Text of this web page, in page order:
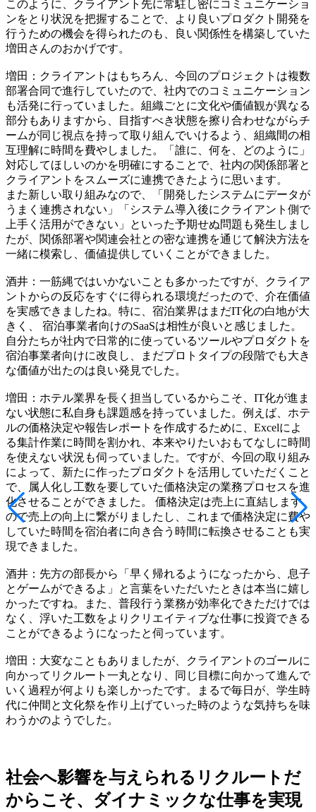
このように、​​クライアント先に常駐し密にコミュニケーショ
ンをとり状況を把握することで、より良いプロダクト開発を
行うための機会を得られたのも、良い関係性を構築していた
増田さんのおかげです。​
​​増田：​​クライアントはもちろん、今回のプロジェクトは複数
部署合同で進行していたので、社内でのコミュニケーション
も活発に行っていました。​​組織ごとに文化や価値観が異なる
部分もありますから、目指すべき状態を擦り合わせながらチ
ームが同じ視点を持って取り組んでいけるよう、組織間の相
互理解に時間を費やしました。「誰に、何を、どのように」
対応してほしいのかを明確にすることで、社内の関係部署と
クライアントをスムーズに連携できたように思います。
​​また新しい取り組みなので、「開発したシステムにデータが
うまく連携されない」「システム導入後にクライアント側で
上手く活用ができない」といった予期せぬ問題も発生しまし
たが、関係部署や関連会社との密な連携を通じて解決方法を
一緒に模索し、価値提供していくことができました。​
​​酒井：一筋縄ではいかないことも多かったですが、クライア
ントからの反応をすぐに得られる環境だったので、介在価値
を実感できましたね。特に、宿泊業界はまだIT化の白地が大
きく、 宿泊事業者向けのSaaSは相性が良いと感じました。
自分たちが社内で日常的に使っているツールやプロダクトを
宿泊事業者向けに改良し、まだプロトタイプの段階でも大き
な価値が出たのは良い発見でした。​
​​増田：​​​​ホテル業界を長く担当しているからこそ、​​IT化が進ま
ない状態に私自身も課題感を持っていました。例えば、ホテ
ルの価格決定や報告レポートを作成するために、Excelによ
る集計作業に時間を割かれ、本来やりたいおもてなしに時間
を使えない状況も伺っていました​​。​​ですが、今回の取り組み
によって、​​新たに作ったプロダクトを活用していただくこと
で、属人化し工数を要していた価格決定の業務プロセスを進
化させることができました。 価格決定は売上に直結します
ので売上の向上に繋がりましたし、これまで価格決定に費や
していた時間を宿泊者に向き合う時間に転換させることも実
現できました。​​ ​
​​酒井：先方の部長から「早く帰れるようになったから、息子
とゲームができるよ」と言葉をいただいたときは本当に嬉し
かったですね。また、普段行う業務が効率化できただけでは
なく、浮いた工数をよりクリエイティブな仕事に投資できる
ことができるようになったと伺っています。
​​増田：大変なこともありましたが、​​クライアント​​のゴールに
向かってリクルート一丸となり、同じ目標に向かって進んで
いく過程が何よりも楽しかったです。まるで毎日が、学生時
代に仲間と文化祭を作り上げていった時のような気持ちを味
わうかのようでした。​
社会​​へ影響を与え​​られ​​る​​リクルート​​だ
からこそ、​​ダイナミックな仕事を実現